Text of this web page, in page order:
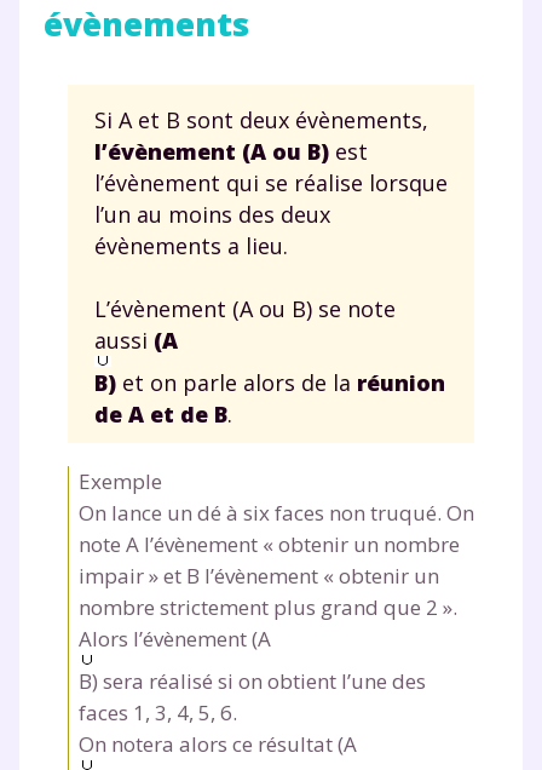
évènements
Si A et B sont deux évènements,
l’évènement (A ou B) est
l’évènement qui se réalise lorsque
l’un au moins des deux
évènements a lieu.
L’évènement (A ou B) se note
aussi (A
B) et on parle alors de la réunion
de A et de B.
Exemple
On lance un dé à six faces non truqué. On
note A l’évènement « obtenir un nombre
impair » et B l’évènement « obtenir un
nombre strictement plus grand que 2 ».
Alors l’évènement (A
B) sera réalisé si on obtient l’une des
faces 1, 3, 4, 5, 6.
On notera alors ce résultat (A